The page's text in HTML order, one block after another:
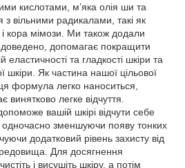
кислотами, м’яка олія ши та
з вільними радикалами, такі як
і кора мімози. Ми також додали
допомагає покращити
еластичності та гладкості шкіри та
шкіри. Як частина нашої цільової
формула легко наноситься,
легке відчуття.
вашій шкірі відчути себе
зменшуючи появу тонких
додатковий рівень захисту від
Для досягнення
і висушіть шкіру, а потім